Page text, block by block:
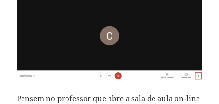
Pensem no professor que abre a sala de aula on-line